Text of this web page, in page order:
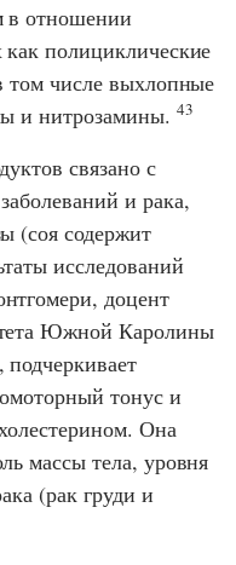
в отношении
полициклические
том числе выхлопные
и нитрозамины. 43
связано с
и рака,
(соя содержит
исследований
, доцент
Южной Каролины
тонус и
Она
массы тела, уровня
(рак груди и